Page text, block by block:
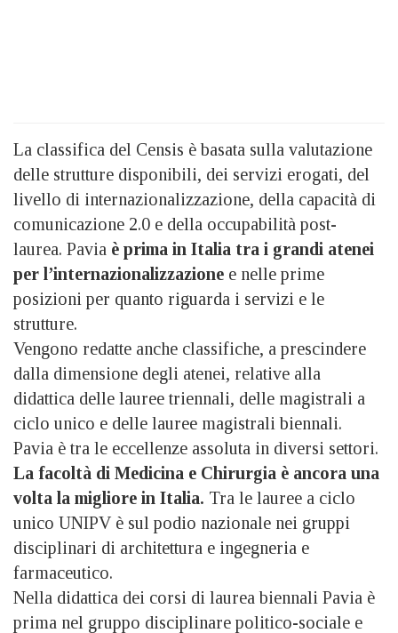
La classifica del Censis è basata sulla valutazione
delle strutture disponibili, dei servizi erogati, del
livello di internazionalizzazione, della capacità di
comunicazione 2.0 e della occupabilità post-
laurea. Pavia è prima in Italia tra i grandi atenei
per l’internazionalizzazione e nelle prime
posizioni per quanto riguarda i servizi e le
strutture.
Vengono redatte anche classifiche, a prescindere
dalla dimensione degli atenei, relative alla
didattica delle lauree triennali, delle magistrali a
ciclo unico e delle lauree magistrali biennali.
Pavia è tra le eccellenze assoluta in diversi settori.
La facoltà di Medicina e Chirurgia è ancora una
volta la migliore in Italia. Tra le lauree a ciclo
unico UNIPV è sul podio nazionale nei gruppi
disciplinari di architettura e ingegneria e
farmaceutico.
Nella didattica dei corsi di laurea biennali Pavia è
prima nel gruppo disciplinare politico-sociale e